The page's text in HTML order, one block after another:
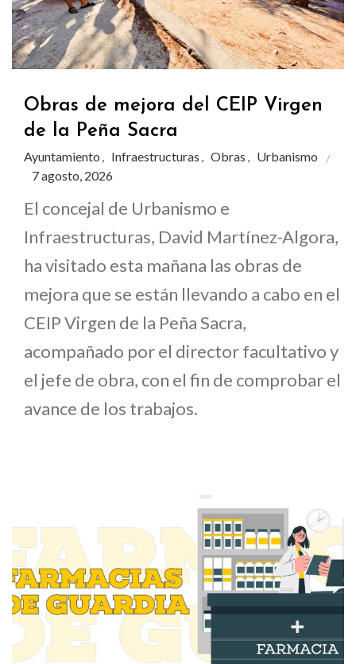
Obras de mejora del CEIP Virgen
de la Peña Sacra
Ayuntamiento , Infraestructuras , Obras , Urbanismo
7 agosto, 2026
El concejal de Urbanismo e
Infraestructuras, David Martínez-Algora,
ha visitado esta mañana las obras de
mejora que se están llevando a cabo en el
CEIP Virgen de la Peña Sacra,
acompañado por el director facultativo y
el jefe de obra, con el fin de comprobar el
avance de los trabajos.